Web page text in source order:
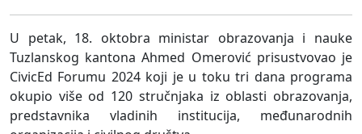
U petak, 18. oktobra ministar obrazovanja i nauke
Tuzlanskog kantona Ahmed Omerović prisustvovao je
CivicEd Forumu 2024 koji je u toku tri dana programa
okupio više od 120 stručnjaka iz oblasti obrazovanja,
predstavnika vladinih institucija, međunarodnih